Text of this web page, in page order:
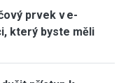
prvek v e-
který byste měli